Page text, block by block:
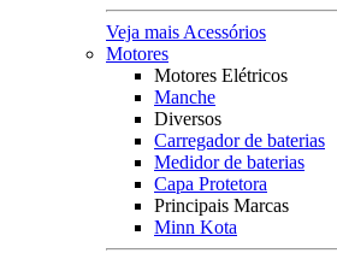
Veja mais Acessórios
Motores
Motores Elétricos
Manche
Diversos
Carregador de baterias
Medidor de baterias
Capa Protetora
Principais Marcas
Minn Kota